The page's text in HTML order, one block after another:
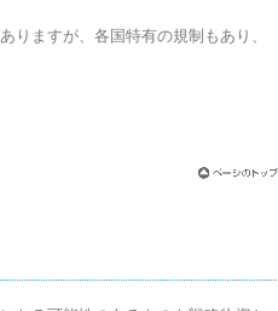
りますが、各国特有の規制もあり、